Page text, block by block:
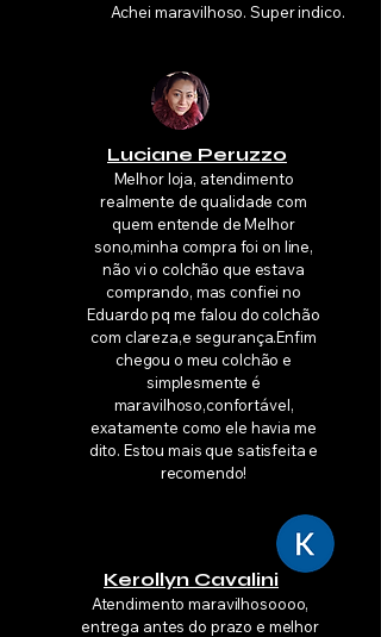
Achei maravilhoso. Super indico.
Luciane Peruzzo
Melhor loja, atendimento
realmente de qualidade com
quem entende de Melhor
sono,minha compra foi on line,
não vi o colchão que estava
comprando, mas confiei no
Eduardo pq me falou do colchão
com clareza,e segurança.Enfim
chegou o meu colchão e
simplesmente é
maravilhoso,confortável,
exatamente como ele havia me
dito. Estou mais que satisfeita e
recomendo!
Kerollyn Cavalini
Atendimento maravilhosoooo,
entrega antes do prazo e melhor